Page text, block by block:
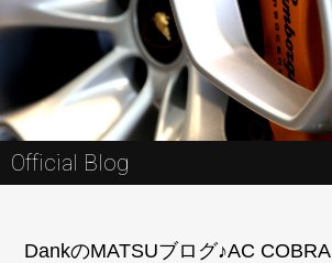
Official Blog
DankのMATSUブログ♪AC COBRA